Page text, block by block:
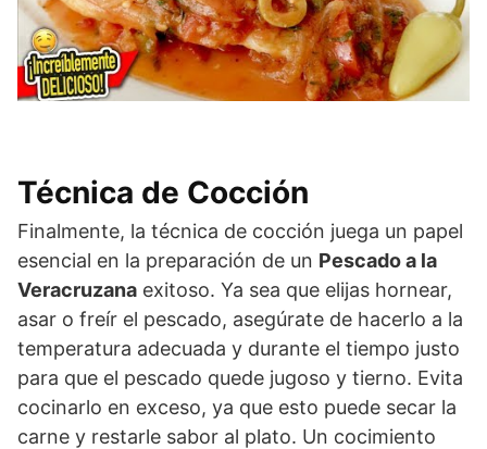
Técnica de Cocción
Finalmente, la técnica de cocción juega un papel
esencial en la preparación de un Pescado a la
Veracruzana exitoso. Ya sea que elijas hornear,
asar o freír el pescado, asegúrate de hacerlo a la
temperatura adecuada y durante el tiempo justo
para que el pescado quede jugoso y tierno. Evita
cocinarlo en exceso, ya que esto puede secar la
carne y restarle sabor al plato. Un cocimiento